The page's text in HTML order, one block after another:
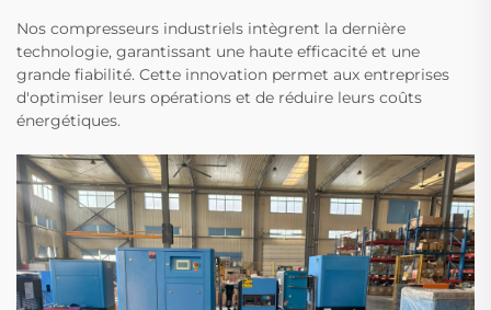
Nos compresseurs industriels intègrent la dernière
technologie, garantissant une haute efficacité et une
grande fiabilité. Cette innovation permet aux entreprises
d'optimiser leurs opérations et de réduire leurs coûts
énergétiques.